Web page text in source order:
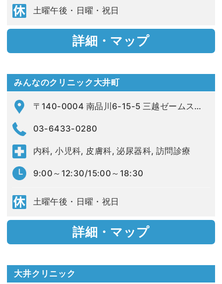
土曜午後・日曜・祝日
詳細・マップ
みんなのクリニック大井町
〒140-0004 南品川6-15-5 三越ゼームス坂マンション1F
03-6433-0280
内科, 小児科, 皮膚科, 泌尿器科, 訪問診療
9:00～12:30/15:00～18:30
土曜午後・日曜・祝日
詳細・マップ
大井クリニック